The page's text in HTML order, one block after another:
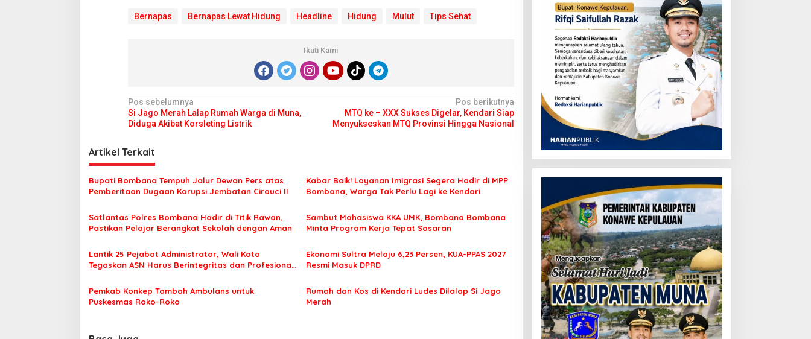
Bernapas Bernapas Lewat Hidung Headline Hidung Mulut Tips Sehat
Ikuti Kami
N
a
i
g
a
i
o
s
Pos sebelumnya
Si Jago Merah Lalap Rumah Warga di Muna,
Diduga Akibat Korsleting Listrik
Pos berikutnya
MTQ ke – XXX Sukses Digelar, Kendari Siap
Menyukseskan MTQ Provinsi Hingga Nasional
Artikel Terkait
Bupati Bombana Tempuh Jalur Dewan Pers atas
Pemberitaan Dugaan Korupsi Jembatan Cirauci II
Kabar Baik! Layanan Imigrasi Segera Hadir di MPP
Bombana, Warga Tak Perlu Lagi ke Kendari
Satlantas Polres Bombana Hadir di Titik Rawan,
Pastikan Pelajar Berangkat Sekolah dengan Aman
Sambut Mahasiswa KKA UMK, Bombana Bombana
Minta Program Kerja Tepat Sasaran
Lantik 25 Pejabat Administrator, Wali Kota
Tegaskan ASN Harus Berintegritas dan Profesional
Ekonomi Sultra Melaju 6,23 Persen, KUA-PPAS 2027
Resmi Masuk DPRD
Pemkab Konkep Tambah Ambulans untuk
Puskesmas Roko-Roko
Rumah dan Kos di Kendari Ludes Dilalap Si Jago
Merah